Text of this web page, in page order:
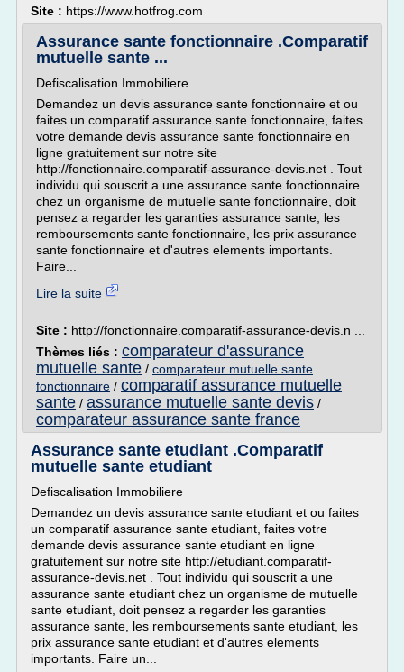
Site : https://www.hotfrog.com
Assurance sante fonctionnaire .Comparatif
mutuelle sante ...
Defiscalisation Immobiliere
Demandez un devis assurance sante fonctionnaire et ou
faites un comparatif assurance sante fonctionnaire, faites
votre demande devis assurance sante fonctionnaire en
ligne gratuitement sur notre site
http://fonctionnaire.comparatif-assurance-devis.net . Tout
individu qui souscrit a une assurance sante fonctionnaire
chez un organisme de mutuelle sante fonctionnaire, doit
pensez a regarder les garanties assurance sante, les
remboursements sante fonctionnaire, les prix assurance
sante fonctionnaire et d'autres elements importants.
Faire...
Lire la suite
Site : http://fonctionnaire.comparatif-assurance-devis.n ...
Thèmes liés : comparateur d'assurance
mutuelle sante / comparateur mutuelle sante
fonctionnaire / comparatif assurance mutuelle
sante / assurance mutuelle sante devis /
comparateur assurance sante france
Assurance sante etudiant .Comparatif
mutuelle sante etudiant
Defiscalisation Immobiliere
Demandez un devis assurance sante etudiant et ou faites
un comparatif assurance sante etudiant, faites votre
demande devis assurance sante etudiant en ligne
gratuitement sur notre site http://etudiant.comparatif-
assurance-devis.net . Tout individu qui souscrit a une
assurance sante etudiant chez un organisme de mutuelle
sante etudiant, doit pensez a regarder les garanties
assurance sante, les remboursements sante etudiant, les
prix assurance sante etudiant et d'autres elements
importants. Faire un...